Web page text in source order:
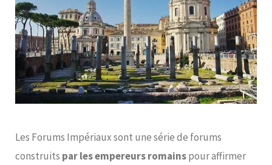
Les Forums Impériaux sont une série de forums
construits par les empereurs romainspour affirmer